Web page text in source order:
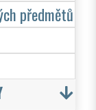
předmětů